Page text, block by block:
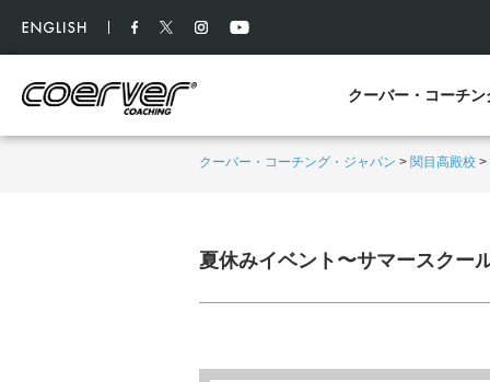
クーバー・コーチン
クーバー・コーチング・ジャパン > 関目高殿校 >
夏休みイベント〜サマースクー